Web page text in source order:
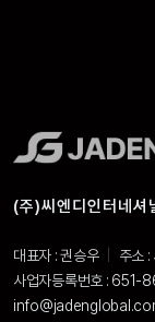
(주)씨엔디인터네셔
대표자 : 권승우
주소
사업자등록번호 :